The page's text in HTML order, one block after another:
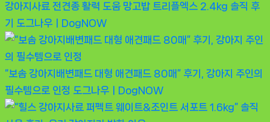
강아지사료 전견종 활력 도움 망고밥 트리플엑스 2.4kg 솔직 후
기
도그나우ㅣDogNOW
“보솜 강아지배변패드 대형 애견패드 80매” 후기, 강아지 주인의
필수템으로 인정 도그나우ㅣDogNOW